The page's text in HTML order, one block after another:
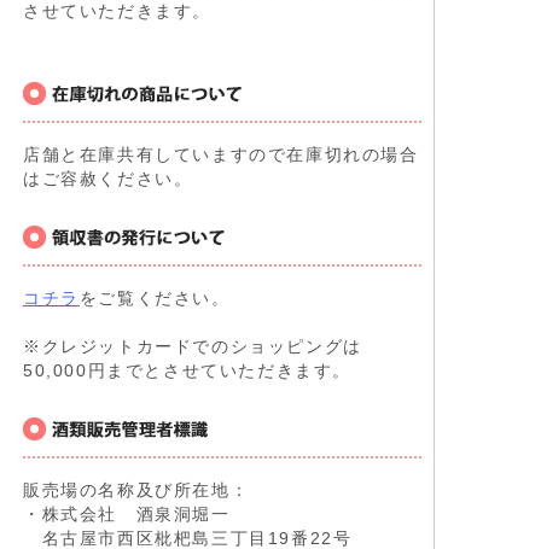
させていただきます。
店舗と在庫共有していますので在庫切れの場合
はご容赦ください。
コチラ をご覧ください。
※クレジットカードでのショッピングは
50,000円までとさせていただきます。
販売場の名称及び所在地：
・株式会社 酒泉洞堀一
名古屋市西区枇杷島三丁目19番22号